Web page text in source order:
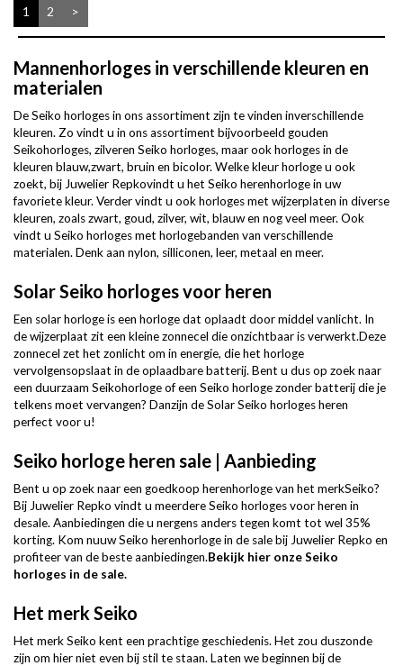
1 2 >
Mannenhorloges in verschillende kleuren en
materialen
De Seiko horloges in ons assortiment zijn te vinden inverschillende
kleuren. Zo vindt u in ons assortiment bijvoorbeeld gouden
Seikohorloges, zilveren Seiko horloges, maar ook horloges in de
kleuren blauw,zwart, bruin en bicolor. Welke kleur horloge u ook
zoekt, bij Juwelier Repkovindt u het Seiko herenhorloge in uw
favoriete kleur. Verder vindt u ook horloges met wijzerplaten in diverse
kleuren, zoals zwart, goud, zilver, wit, blauw en nog veel meer. Ook
vindt u Seiko horloges met horlogebanden van verschillende
materialen. Denk aan nylon, silliconen, leer, metaal en meer.
Solar Seiko horloges voor heren
Een solar horloge is een horloge dat oplaadt door middel vanlicht. In
de wijzerplaat zit een kleine zonnecel die onzichtbaar is verwerkt.Deze
zonnecel zet het zonlicht om in energie, die het horloge
vervolgensopslaat in de oplaadbare batterij. Bent u dus op zoek naar
een duurzaam Seikohorloge of een Seiko horloge zonder batterij die je
telkens moet vervangen? Danzijn de Solar Seiko horloges heren
perfect voor u!
Seiko horloge heren sale | Aanbieding
Bent u op zoek naar een goedkoop herenhorloge van het merkSeiko?
Bij Juwelier Repko vindt u meerdere Seiko horloges voor heren in
desale. Aanbiedingen die u nergens anders tegen komt tot wel 35%
korting. Kom nuuw Seiko herenhorloge in de sale bij Juwelier Repko en
profiteer van de beste aanbiedingen.Bekijk hier onze Seiko
horloges in de sale.
Het merk Seiko
Het merk Seiko kent een prachtige geschiedenis. Het zou duszonde
zijn om hier niet even bij stil te staan. Laten we beginnen bij de